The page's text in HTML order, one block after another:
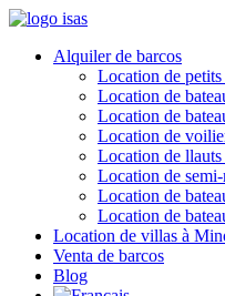
Alquiler de barcos
Location de
Location de
Location de
Location de
Location de
Location de
Location de
Location de
Location de villas à
Venta de barcos
Blog